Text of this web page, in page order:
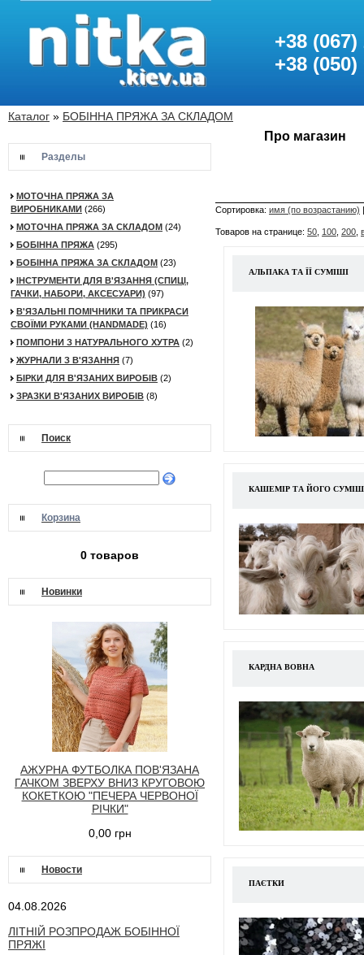
+38 (067)
+38 (050)
Каталог » БОБІННА ПРЯЖА ЗА СКЛАДОМ
Разделы
МОТОЧНА ПРЯЖА ЗА
ВИРОБНИКАМИ (266)
МОТОЧНА ПРЯЖА ЗА СКЛАДОМ (24)
БОБІННА ПРЯЖА (295)
БОБІННА ПРЯЖА ЗА СКЛАДОМ (23)
ІНСТРУМЕНТИ ДЛЯ В'ЯЗАННЯ (СПИЦІ,
ГАЧКИ, НАБОРИ, АКСЕСУАРИ) (97)
В'ЯЗАЛЬНІ ПОМІЧНИКИ ТА ПРИКРАСИ
СВОЇМИ РУКАМИ (HANDMADE) (16)
ПОМПОНИ З НАТУРАЛЬНОГО ХУТРА (2)
ЖУРНАЛИ З В'ЯЗАННЯ (7)
БІРКИ ДЛЯ В'ЯЗАНИХ ВИРОБІВ (2)
ЗРАЗКИ В'ЯЗАНИХ ВИРОБІВ (8)
Поиск
Корзина
0 товаров
Новинки
АЖУРНА ФУТБОЛКА ПОВ'ЯЗАНА
ГАЧКОМ ЗВЕРХУ ВНИЗ КРУГОВОЮ
КОКЕТКОЮ "ПЕЧЕРА ЧЕРВОНОЇ
РІЧКИ"
0,00 грн
Новости
04.08.2026
ЛІТНІЙ РОЗПРОДАЖ БОБІННОЇ
ПРЯЖІ
Про магазин
Сортировка: имя (по возрастанию)
Товаров на странице: 50 100 200
АЛЬПАКА ТА ЇЇ СУМІШІ
КАШЕМІР ТА ЙОГО
КАРДНА ВОВНА
ПАЄТКИ